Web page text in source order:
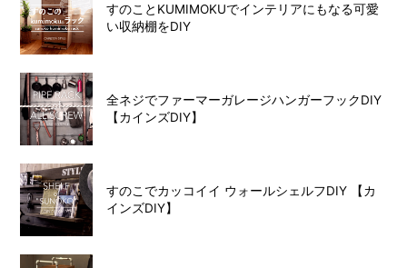
すのことKUMIMOKUでインテリアにもなる可愛
い収納棚をDIY
全ネジでファーマーガレージハンガーフックDIY
【カインズDIY】
すのこでカッコイイ ウォールシェルフDIY 【カ
インズDIY】